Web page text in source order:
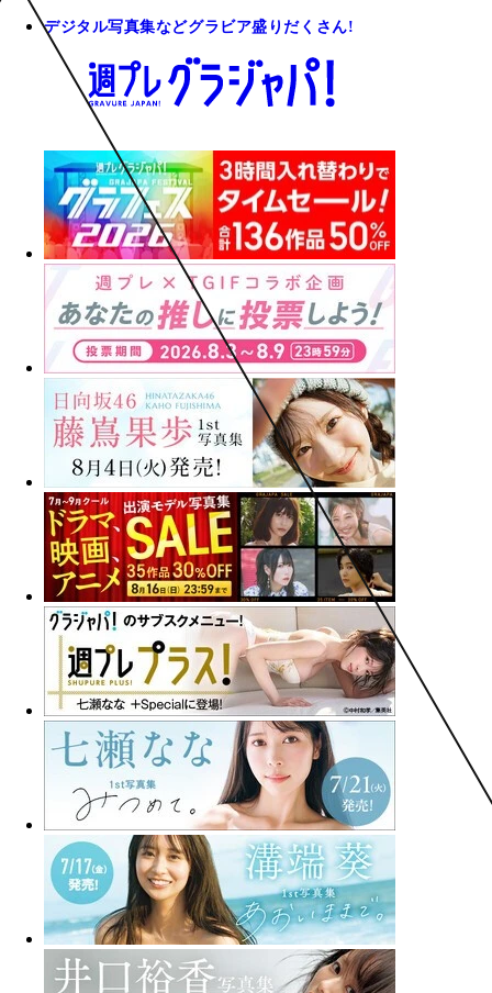
デジタル写真集などグラビア盛りだくさん!